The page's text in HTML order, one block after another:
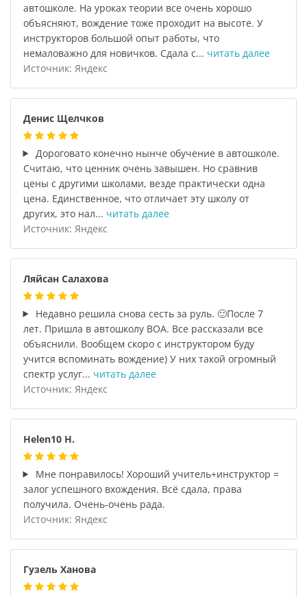
автошколе. На уроках теории все очень хорошо
объясняют, вождение тоже проходит на высоте. У
инструкторов большой опыт работы, что
немаловажно для новичков. Сдала с... читать далее
Источник: Яндекс
Денис Щелчков
Дороговато конечно нынче обучение в автошколе.
Считаю, что ценник очень завышен. Но сравнив
цены с другими школами, везде практически одна
цена. Единственное, что отличает эту школу от
других, это нал... читать далее
Источник: Яндекс
Ляйсан Салахова
Недавно решила снова сесть за руль. 🙂После 7
лет. Пришла в автошколу ВОА. Все рассказали все
объяснили. Вообщем скоро с инструктором буду
учится вспоминать вождение) У них такой огромный
спектр услуг... читать далее
Источник: Яндекс
Helen10 H.
Мне понравилось! Хороший учитель+инструктор =
залог успешного вхождения. Всё сдала, права
получила. Очень-очень рада.
Источник: Яндекс
Гузель Ханова